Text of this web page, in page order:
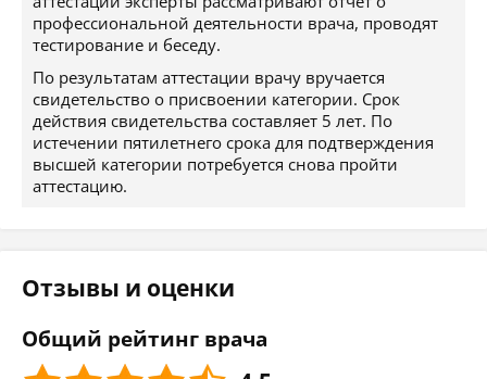
профессиональной деятельности врача, проводят
тестирование и беседу.
По результатам аттестации врачу вручается
свидетельство о присвоении категории. Срок
действия свидетельства составляет 5 лет. По
истечении пятилетнего срока для подтверждения
высшей категории потребуется снова пройти
аттестацию.
Отзывы и оценки
Общий рейтинг врача